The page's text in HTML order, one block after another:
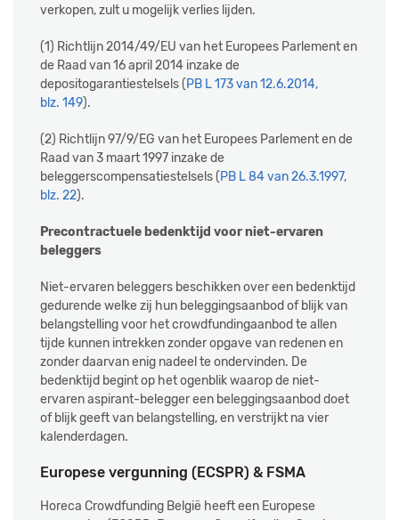
verkopen, zult u mogelijk verlies lijden.
(1) Richtlijn 2014/49/EU van het Europees Parlement en
de Raad van 16 april 2014 inzake de
depositogarantiestelsels (PB L 173 van 12.6.2014,
blz. 149).
(2) Richtlijn 97/9/EG van het Europees Parlement en de
Raad van 3 maart 1997 inzake de
beleggerscompensatiestelsels (PB L 84 van 26.3.1997,
blz. 22).
Precontractuele bedenktijd voor niet-ervaren
beleggers
Niet-ervaren beleggers beschikken over een bedenktijd
gedurende welke zij hun beleggingsaanbod of blijk van
belangstelling voor het crowdfundingaanbod te allen
tijde kunnen intrekken zonder opgave van redenen en
zonder daarvan enig nadeel te ondervinden. De
bedenktijd begint op het ogenblik waarop de niet-
ervaren aspirant-belegger een beleggingsaanbod doet
of blijk geeft van belangstelling, en verstrijkt na vier
kalenderdagen.
Europese vergunning (ECSPR) & FSMA
Horeca Crowdfunding België heeft een Europese